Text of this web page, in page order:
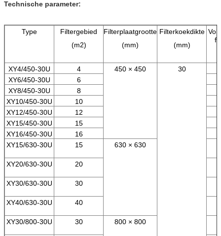
Technische parameter:
Type
Filtergebied
(m2)
Filterplaatgrootte
(mm)
Filterkoekdikte
(mm)
XY4/450-30U 4 450 × 450
30
XY6/450-30U
6
XY8/450-30U
8
XY10/450-30U
10
XY12/450-30U
12
XY15/450-30U
15
XY16/450-30U
16
XY15/630-30U
15 630 × 630
XY20/630-30U 20
XY30/630-30U 30
XY40/630-30U 40
XY30/800-30U 30 800 × 800